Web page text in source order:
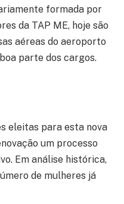
formada por
da TAP ME, hoje são
aéreas do aeroporto
parte dos cargos.
eleitas para esta nova
um processo
Em análise histórica,
de mulheres já